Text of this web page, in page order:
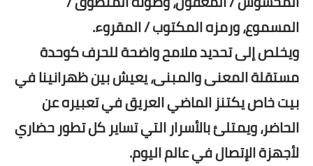
المسموع، ورمزه المكتوب / المقروء.
ويخلص إلى تحديد ملامح واضحة للحرف كوحدة
مستقلة المعنى والمبنى، يعيش بين ظهرانينا في
بيت خاص يكتنز الماضي العريق في تعبيره عن
الحاضر، ويمتلئ بالأسرار التي تساير كل تطور حضاري
لأجهزة الإتصال في عالم اليوم.